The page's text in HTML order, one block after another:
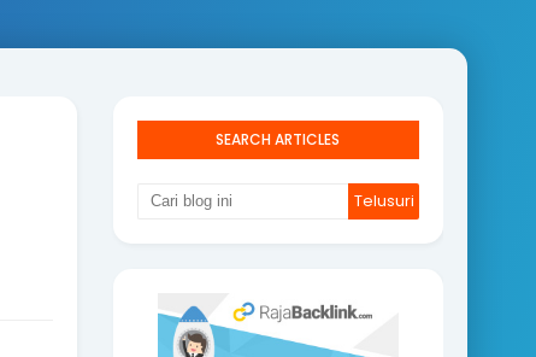
SEARCH ARTICLES